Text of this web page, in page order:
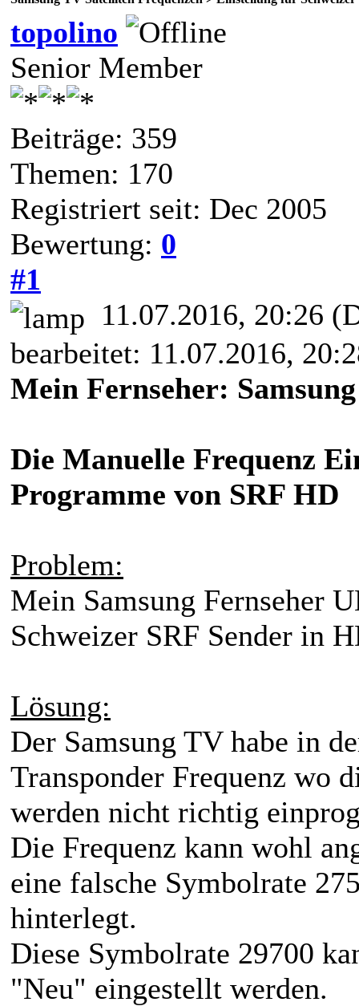
topolino
Senior Member
Beiträge: 359
Themen: 170
Registriert seit: Dec 2005
Bewertung: 0
#1
11.07.2016, 20:26
bearbeitet: 11.07.2016,
Mein Fernseher:
Die Manuelle Frequenz
Programme von SRF HD
Problem:
Mein Samsung Fernseher
Schweizer SRF Sender in
Lösung:
Der Samsung TV habe in
Transponder Frequenz wo
werden nicht richtig
Die Frequenz kann wohl
eine falsche Symbolrate
hinterlegt.
Diese Symbolrate 29700
"Neu" eingestellt werden.